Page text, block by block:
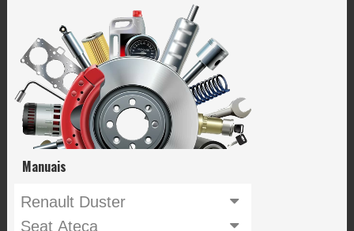
Manuais
Renault Duster
Seat Ateca